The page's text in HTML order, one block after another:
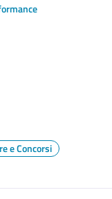
e Concorsi